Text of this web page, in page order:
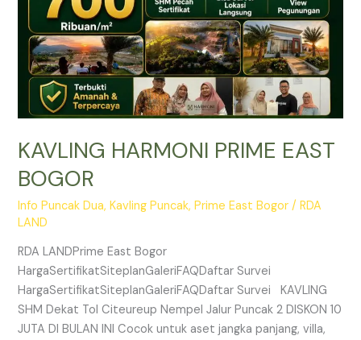
KAVLING HARMONI PRIME EAST
BOGOR
Info Puncak Dua,Kavling Puncak,Prime East Bogor /RDA
LAND
RDA LANDPrime East Bogor
HargaSertifikatSiteplanGaleriFAQDaftar Survei
HargaSertifikatSiteplanGaleriFAQDaftar Survei KAVLING
SHM Dekat Tol Citeureup Nempel Jalur Puncak 2 DISKON 10
JUTA DI BULAN INI Cocok untuk aset jangka panjang, villa,